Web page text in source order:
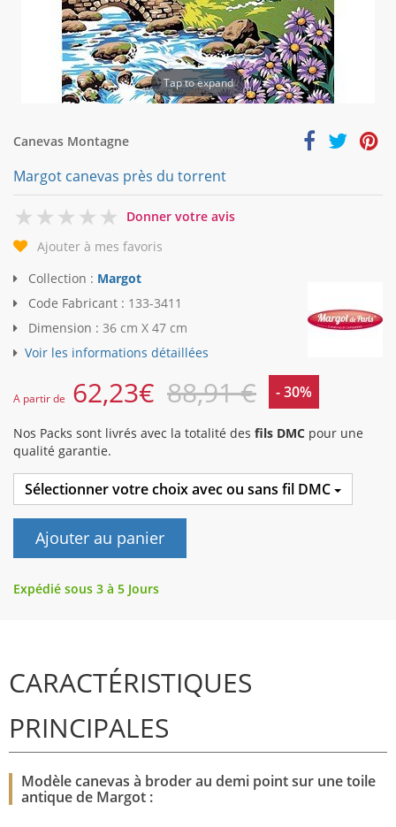
Tap to expand
Canevas Montagne
Margot canevas près du torrent
0
Donner votre avis
Ajouter à mes favoris
Collection : Margot
Code Fabricant : 133-3411
Dimension : 36 cm X 47 cm
Voir les informations détaillées
A partir de 62,23€ 88,91 € - 30%
Nos Packs sont livrés avec la totalité des fils DMC pour une
qualité garantie.
Sélectionner votre choix avec ou sans fil DMC
Ajouter au panier
Expédié sous 3 à 5 Jours
CARACTÉRISTIQUES
PRINCIPALES
Modèle canevas à broder au demi point sur une toile
antique de Margot :